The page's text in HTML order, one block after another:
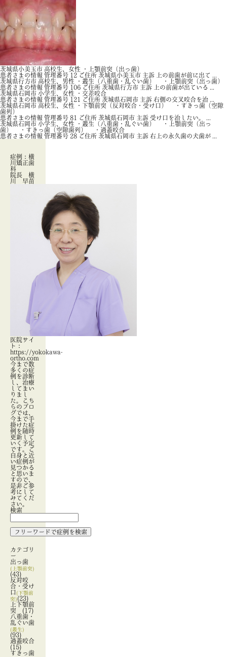
茨城県小美玉市 高校生、女性 ・上顎前突（出っ歯）
患者さまの情報 管理番号 12 ご住所 茨城県小美玉市 主訴 上の前歯が前に出て ...
茨城県行方市 高校生、男性 ・叢生（八重歯・乱ぐい歯） ・上顎前突（出っ歯）
患者さまの情報 管理番号 106 ご住所 茨城県行方市 主訴 上の前歯が出ている ...
茨城県石岡市 小学生、女性 ・交差咬合
患者さまの情報 管理番号 121 ご住所 茨城県石岡市 主訴 右側の交叉咬合を治 ...
茨城県石岡市 高校生、女性 ・下顎前突（反対咬合・受け口） ・すきっ歯（空隙
歯列）
患者さまの情報 管理番号 81 ご住所 茨城県石岡市 主訴 受け口を治したい。 ...
茨城県石岡市 小学生、女性 ・叢生（八重歯・乱ぐい歯） ・上顎前突（出っ
歯） ・すきっ歯（空隙歯列） ・過蓋咬合
患者さまの情報 管理番号 28 ご住所 茨城県石岡市 主訴 右上の永久歯の犬歯が ...
症例：横
川矯正歯
科
院長 横
川 早苗
医院サイ
ト：
https://yokokawa-
ortho.com
今まで数
多くの症
例を診断
し、治療
してまい
りまし
た。こち
らのブロ
グでは、
今まで手
掛けた症
例を随時
更新して
いく予定
です。ご
自身と近
い症例が
見つかる
と思いま
すので、
是非ご参
考にして
みてくだ
さい。
検索
カテゴリ
ー
出っ歯
(上顎前突)
(43)
反対咬
合・受け
口 (下顎前
突)(23)
上下顎前
突 (17)
八重歯・
乱ぐい歯
(叢生)
(93)
過蓋咬合
(15)
すきっ歯